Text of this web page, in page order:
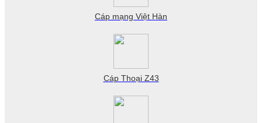
Cáp mạng Việt Hàn
Cáp Thoại Z43